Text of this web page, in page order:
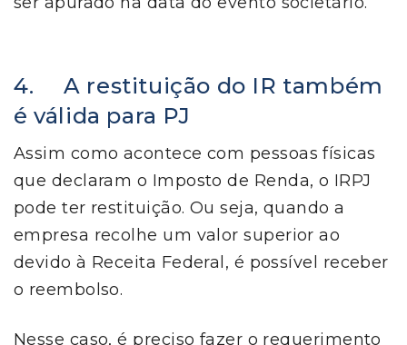
4. A restituição do IR também
é válida para PJ
Assim como acontece com pessoas físicas
que declaram o Imposto de Renda, o IRPJ
pode ter restituição. Ou seja, quando a
empresa recolhe um valor superior ao
devido à Receita Federal, é possível receber
o reembolso.
Nesse caso, é preciso fazer o requerimento